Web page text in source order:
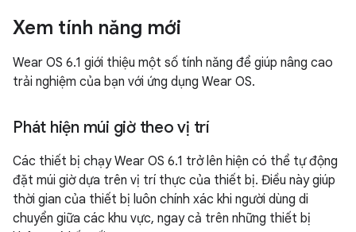
Xem tính năng mới
Wear OS 6.1 giới thiệu một số tính năng để giúp nâng cao
trải nghiệm của bạn với ứng dụng Wear OS.
Phát hiện múi giờ theo vị trí
Các thiết bị chạy Wear OS 6.1 trở lên hiện có thể tự động
đặt múi giờ dựa trên vị trí thực của thiết bị. Điều này giúp
thời gian của thiết bị luôn chính xác khi người dùng di
chuyển giữa các khu vực, ngay cả trên những thiết bị